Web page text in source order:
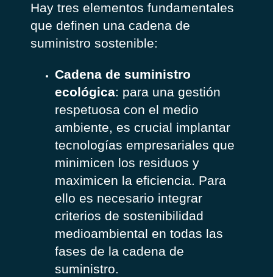
Hay tres elementos fundamentales
que definen una cadena de
suministro sostenible:
Cadena de suministro
ecológica: para una gestión
respetuosa con el medio
ambiente, es crucial implantar
tecnologías empresariales que
minimicen los residuos y
maximicen la eficiencia. Para
ello es necesario integrar
criterios de sostenibilidad
medioambiental en todas las
fases de la cadena de
suministro.